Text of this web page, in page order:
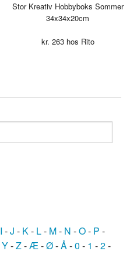
Stor Kreativ Hobbyboks Sommer
34x34x20cm
kr. 263hos Rito
I -J - K- L- M- N -O- P -
Y-Z-Æ-Ø-Å-0 - 1 -2-